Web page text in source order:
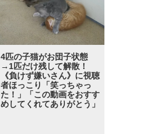
4匹の子猫がお団子状態
→1匹だけ残して解散！
《負けず嫌いさん》に視聴
者ほっこり「笑っちゃっ
た！」「この動画をおすす
めしてくれてありがとう」